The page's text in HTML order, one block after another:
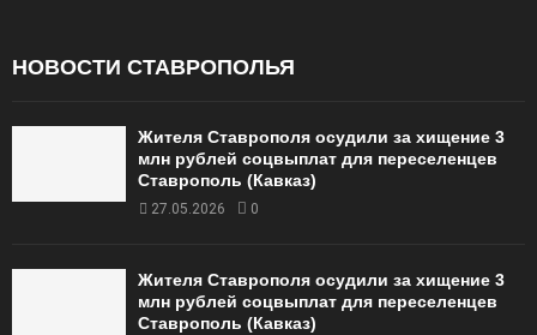
НОВОСТИ СТАВРОПОЛЬЯ
Жителя Ставрополя осудили за хищение 3
млн рублей соцвыплат для переселенцев
Ставрополь (Кавказ)
27.05.2026 0
Жителя Ставрополя осудили за хищение 3
млн рублей соцвыплат для переселенцев
Ставрополь (Кавказ)